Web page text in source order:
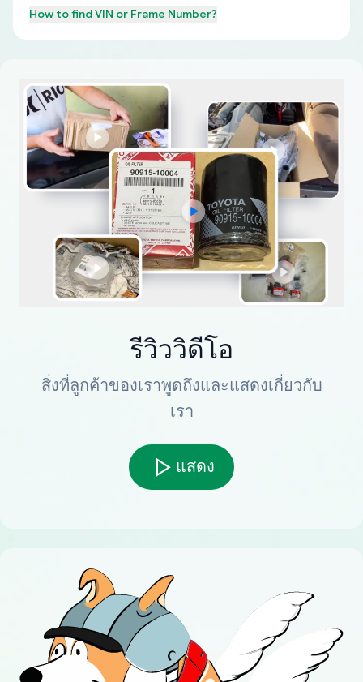
How to findVIN or Frame Number?
รีวิววิดีโอ
สิ่งที่ลูกค้าของเราพูดถึงและแสดงเกี่ยวกับ
เรา
แสดง